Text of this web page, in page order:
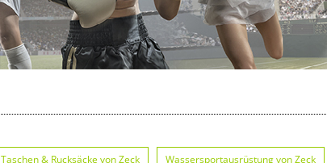
Taschen & Rucksäcke von Zeck Wassersportausrüstung von Zeck